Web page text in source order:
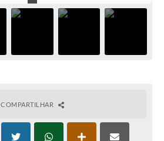
COMPARTILHAR